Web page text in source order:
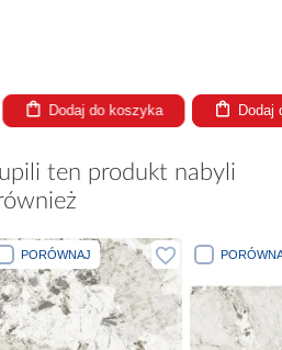
Dodaj do koszyka
ten produkt nabyli
PORÓWNAJ